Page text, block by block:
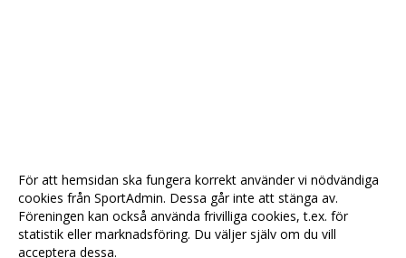
För att hemsidan ska fungera korrekt använder vi nödvändiga
cookies från SportAdmin. Dessa går inte att stänga av.
Föreningen kan också använda frivilliga cookies, t.ex. för
statistik eller marknadsföring. Du väljer själv om du vill
acceptera dessa.